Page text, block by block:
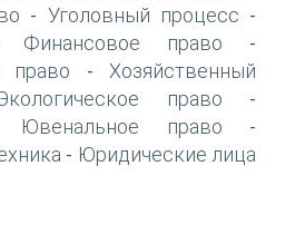
- Уголовный процесс -
Финансовое право -
право - Хозяйственный
право -
Ювенальное право -
- Юридические лица